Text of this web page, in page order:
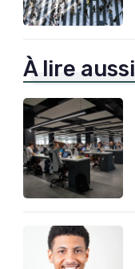
À lire aussi